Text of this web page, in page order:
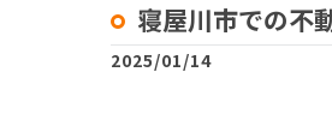
寝屋川市での不
2025/01/14